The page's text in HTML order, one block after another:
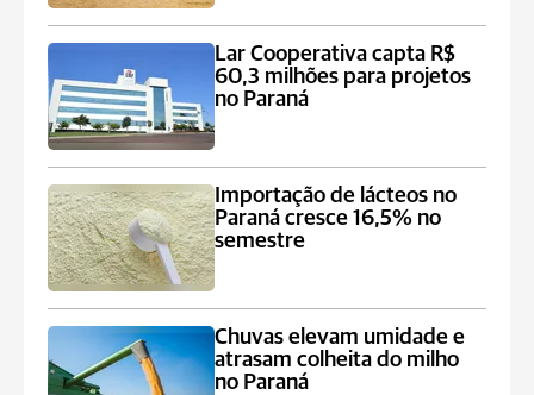
Lar Cooperativa capta R$
60,3 milhões para projetos
no Paraná
Importação de lácteos no
Paraná cresce 16,5% no
semestre
Chuvas elevam umidade e
atrasam colheita do milho
no Paraná